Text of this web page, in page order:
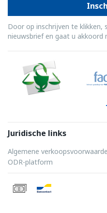
Door op inschrijven te klikken,
nieuwsbrief en gaat u akkoord
Juridische links
Algemene
ODR-platform